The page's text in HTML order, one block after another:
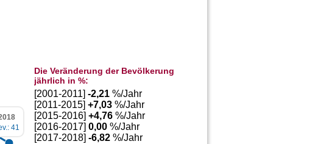
41
Die Veränderung der Bevölkerung
jährlich in %:
[2001-2011]-2,21 %/Jahr
[2011-2015]+7,03 %/Jahr
[2015-2016]+4,76 %/Jahr
[2016-2017]0,00 %/Jahr
[2017-2018]-6,82 %/Jahr